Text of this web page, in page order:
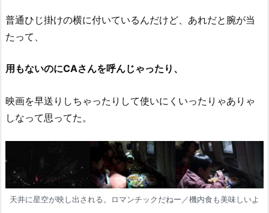
普通ひじ掛けの横に付いているんだけど、あれだと腕が当
たって、
用もないのにCAさんを呼んじゃったり、
映画を早送りしちゃったりして使いにくいったりゃありゃ
しなって思ってた。
天井に星空が映し出される。ロマンチックだねー／機内食も美味しいよ